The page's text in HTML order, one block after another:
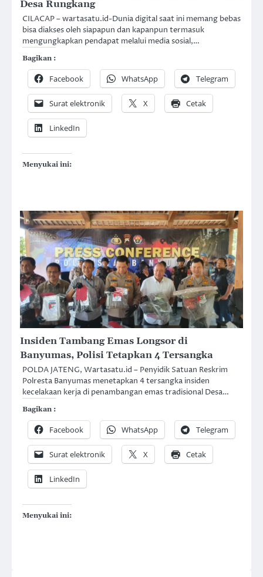
Desa Rungkang
CILACAP – wartasatu.id-Dunia digital saat ini memang bebas
bisa diakses oleh siapapun dan kapanpun termasuk
mengungkapkan pendapat melalui media sosial,…
Bagikan :
Facebook WhatsApp Telegram
Surat elektronik X Cetak
LinkedIn
Menyukai ini:
Insiden Tambang Emas Longsor di
Banyumas, Polisi Tetapkan 4 Tersangka
POLDA JATENG, Wartasatu.id – Penyidik Satuan Reskrim
Polresta Banyumas menetapkan 4 tersangka insiden
kecelakaan kerja di penambangan emas tradisional Desa…
Bagikan :
Facebook WhatsApp Telegram
Surat elektronik X Cetak
LinkedIn
Menyukai ini: